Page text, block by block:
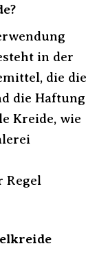
in der
die die
die Haftung
Kreide, wie
Regel